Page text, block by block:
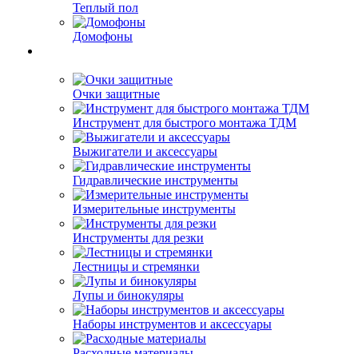
Теплый пол
Домофоны
Очки защитные
Инструмент для быстрого монтажа ТДМ
Выжигатели и аксессуары
Гидравлические инструменты
Измерительные инструменты
Инструменты для резки
Лестницы и стремянки
Лупы и бинокуляры
Наборы инструментов и аксессуары